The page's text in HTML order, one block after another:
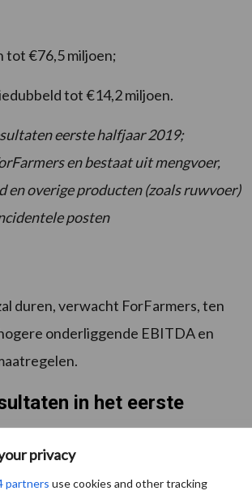
privacy
partners use cookies and other tracking
tot €76,5 miljoen;
tot €14,2 miljoen.
eerste halfjaar 2019;
en bestaat uit mengvoer,
en overige producten (zoals ruwvoer)
posten
duren, verwacht ForFarmers, ten
onderliggende EBITDA en
in het eerste
van onze klanten met name in het